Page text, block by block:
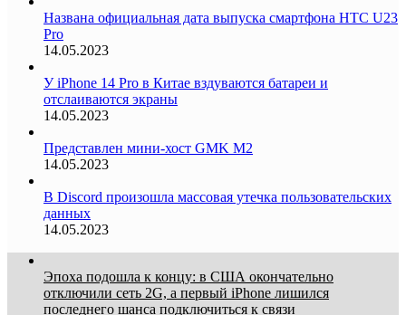
Названа официальная дата выпуска смартфона HTC U23
Pro
14.05.2023
У iPhone 14 Pro в Китае вздуваются батареи и
отслаиваются экраны
14.05.2023
Представлен мини-хост GMK M2
14.05.2023
В Discord произошла массовая утечка пользовательских
данных
14.05.2023
Эпоха подошла к концу: в США окончательно
отключили сеть 2G, а первый iPhone лишился
последнего шанса подключиться к связи